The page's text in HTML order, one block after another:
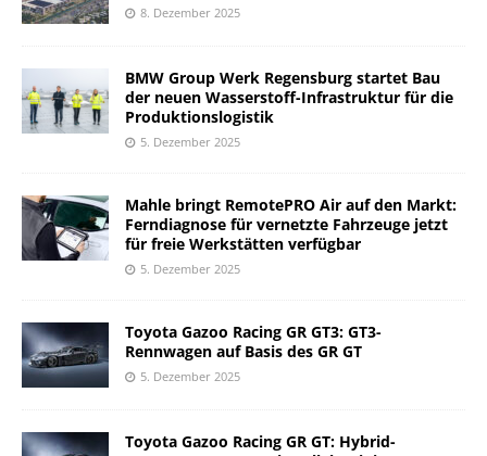
8. Dezember 2025
BMW Group Werk Regensburg startet Bau
der neuen Wasserstoff-Infrastruktur für die
Produktionslogistik
5. Dezember 2025
Mahle bringt RemotePRO Air auf den Markt:
Ferndiagnose für vernetzte Fahrzeuge jetzt
für freie Werkstätten verfügbar
5. Dezember 2025
Toyota Gazoo Racing GR GT3: GT3-
Rennwagen auf Basis des GR GT
5. Dezember 2025
Toyota Gazoo Racing GR GT: Hybrid-